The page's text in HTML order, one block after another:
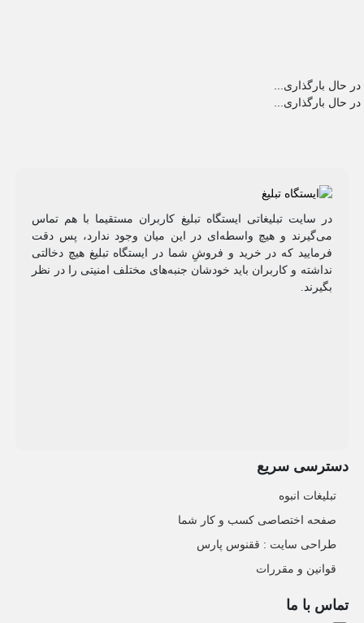
در حال بارگذاری...
در حال بارگذاری...
در سایت تبلیغاتی ایستگاه تبلیغ کاربران مستقیما با هم تماس
می‌گیرند و هیچ واسطه‌ای در این میان وجود ندارد، پس دقت
فرمایید که در خرید و فروشِ شما در ایستگاه تبلیغ هیچ دخالتی
نداشته و کاربران باید خودشان جنبه‌های مختلف امنیتی را در نظر
بگیرند.
دسترسی سریع
تبلیغات انبوه
صفحه اختصاصی کسب و کار شما
طراحی سایت :‌ ققنوس پارس
قوانین و مقررات
تماس با ما